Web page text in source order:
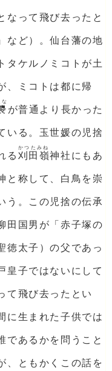
なって飛び去ったと
など）。仙台藩の地
タケルノミコトが土
、ミコトは都に帰
な
が普通より長かった
いる。玉世媛の児捨
る 刈田嶺
かつたみね
神社にもあ
と称して、白鳥を崇
う。この児捨の伝承
田国男が「赤子塚の
徳太子）の父であっ
皇子ではないにして
て飛び去ったとい
に生まれた子供では
であるかを問うこと
、ともかくこの話を